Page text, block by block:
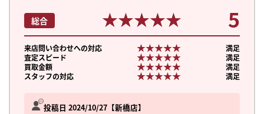
投稿日 2024/10/27 新橋店
総合 ★★★★★
★★★★★ 5
来店問い合わせへの対応 ★★★★★
★★★★★
満足
査定スピード
★★★★★
★★★★★
満足
買取金額
★★★★★
★★★★★
満足
スタッフの対応
★★★★★
★★★★★ 満足